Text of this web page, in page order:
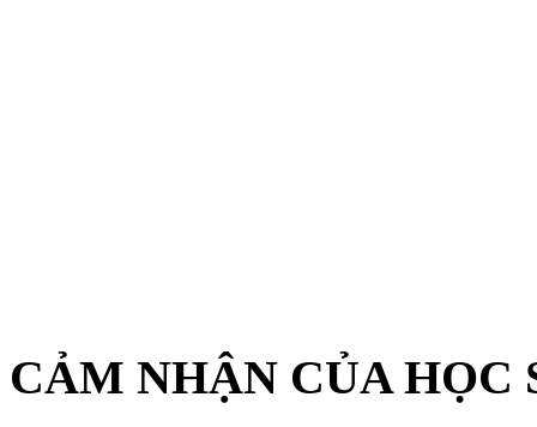
CẢM NHẬN CỦA HỌC